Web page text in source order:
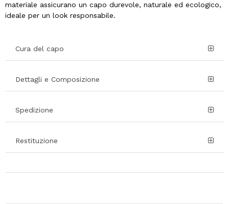
materiale assicurano un capo durevole, naturale ed ecologico,
ideale per un look responsabile.
Cura del capo
Dettagli e Composizione
Spedizione
Restituzione